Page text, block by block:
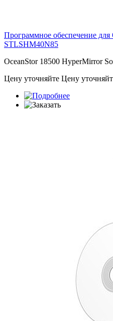
Программное обеспечение
STLSHM40N85
OceanStor 18500 HyperMirror
Цену уточняйте Цену